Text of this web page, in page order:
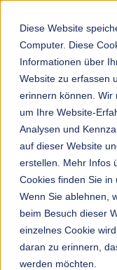
Diese Website
Computer. Diese
Informationen über
Website zu erfassen
erinnern können. Wir
um Ihre Website-
Analysen und
auf dieser Website
erstellen. Mehr Infos
Cookies finden Sie in
Wenn Sie ablehnen,
beim Besuch dieser
einzelnes Cookie
daran zu erinnern,
werden möchten.
ERFAHREN
RUND UM
DREI
2018